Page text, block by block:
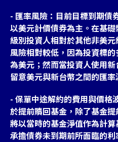
- 匯率風險：目前目標到期債
以美元計價債券為主。在基
級別投資人相對於其他非美
風險相對較低，因為投資標
為美元；然而當投資人使用
留意美元與新台幣之間的匯率
- 保單中途解約的費用與價格
於提前贖回基金，除了基金
將以當時的基金淨值作為計
承擔債券未到期前所面臨的利